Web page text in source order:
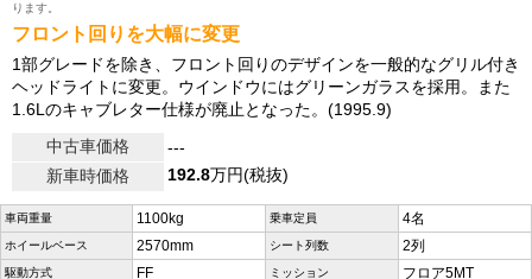
ります。
フロント回りを大幅に変更
1部グレードを除き、フロント回りのデザインを一般的なグリル付き
ヘッドライトに変更。ウインドウにはグリーンガラスを採用。また
1.6Lのキャブレター仕様が廃止となった。(1995.9)
中古車価格
---
新車時価格
192.8万円(税抜)
車両重量 1100kg 乗車定員 4名
ホイールベース 2570mm シート列数 2列
駆動方式 FF ミッション フロア5MT